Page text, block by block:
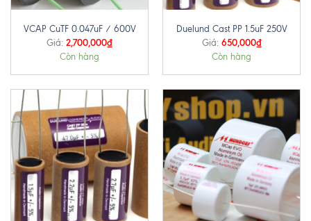
VCAP CuTF 0.047uF / 600V
Giá: 2,700,000₫
Còn hàng
Duelund Cast PP 1.5uF 250V
Giá: 650,000₫
Còn hàng